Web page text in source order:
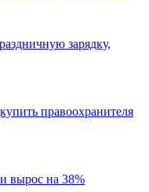
зарядку,
правоохранителя
вырос на 38%